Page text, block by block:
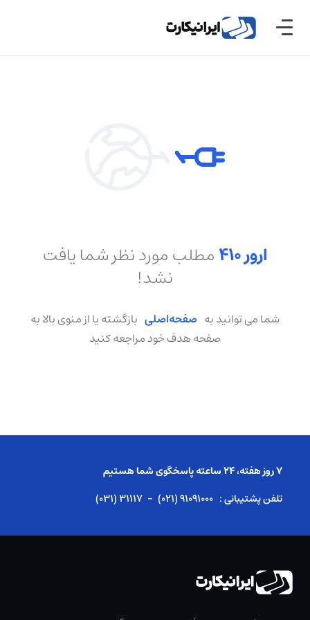
ارور ۴۱۰ مطلب مورد نظر شما یافت
نشد!
شما می توانید به صفحه‌اصلی بازگشته یا از منوی بالا به
صفحه هدف خود مراجعه کنید
۷ روز هفته، ۲۴ ساعته پاسخگوی شما هستیم
تلفن پشتیبانی :(۰۲۱) ۹۱۰۹۱۰۰۰ -(۰۳۱) ۳۱۱۱۷